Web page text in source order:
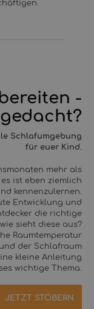
-
Schlafumgebung
für euer Kind.
mehr als
ist eben ziemlich
kennenzulernen.
Entwicklung und
die richtige
sieht diese aus?
Raumtemperatur
der Schlafraum
kleine Anleitung
wichtige Thema.
JETZT STÖBERN